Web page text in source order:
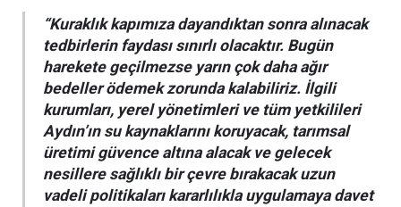
“Kuraklık kapımıza dayandıktan sonra alınacak
tedbirlerin faydası sınırlı olacaktır. Bugün
harekete geçilmezse yarın çok daha ağır
bedeller ödemek zorunda kalabiliriz. İlgili
kurumları, yerel yönetimleri ve tüm yetkilileri
Aydın’ın su kaynaklarını koruyacak, tarımsal
üretimi güvence altına alacak ve gelecek
nesillere sağlıklı bir çevre bırakacak uzun
vadeli politikaları kararlılıkla uygulamaya davet